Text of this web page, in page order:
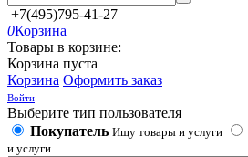
+7(495)795-41-27
0Корзина
Товары в корзине:
Корзина пуста
Корзина Оформить заказ
Войти
Выберите тип пользователя
Покупатель Ищу товары и услуги
и услуги